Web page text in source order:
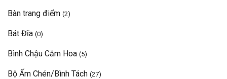
Bàn trang điểm (2)
Bát Đĩa (0)
Bình Chậu Cắm Hoa (5)
Bộ Ấm Chén/Bình Tách (27)